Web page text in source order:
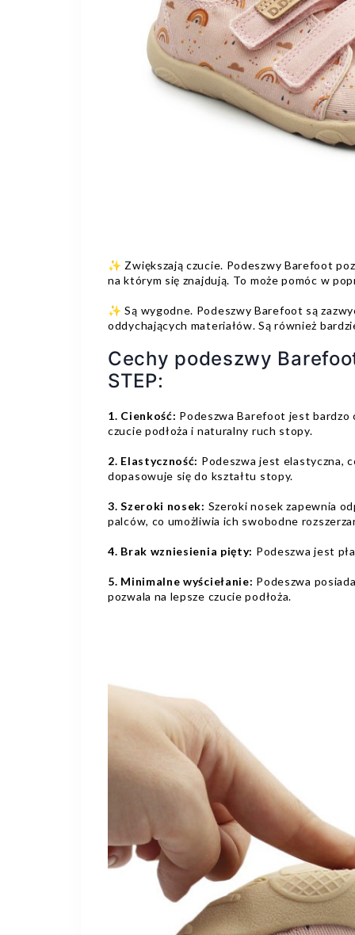
✨ Zwiększają czucie. Podeszwy Barefoot
na którym się znajdują. To może pomóc w
✨ Są wygodne. Podeszwy Barefoot są
oddychających materiałów. Są również
Cechy podeszwy
STEP:
1. Cienkość: Podeszwa Barefoot jest bardzo
czucie podłoża i naturalny ruch stopy.
2. Elastyczność: Podeszwa jest elastyczna,
dopasowuje się do kształtu stopy.
3. Szeroki nosek: Szeroki nosek zapewnia
palców, co umożliwia ich swobodne
4. Brak wzniesienia pięty: Podeszwa jest
5. Minimalne wyściełanie: Podeszwa
pozwala na lepsze czucie podłoża.